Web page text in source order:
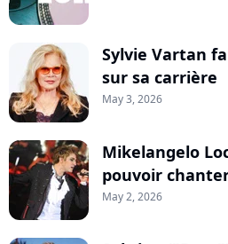
Sylvie Vartan
sur sa carrière
May 3, 2026
Mikelangelo
pouvoir
May 2, 2026